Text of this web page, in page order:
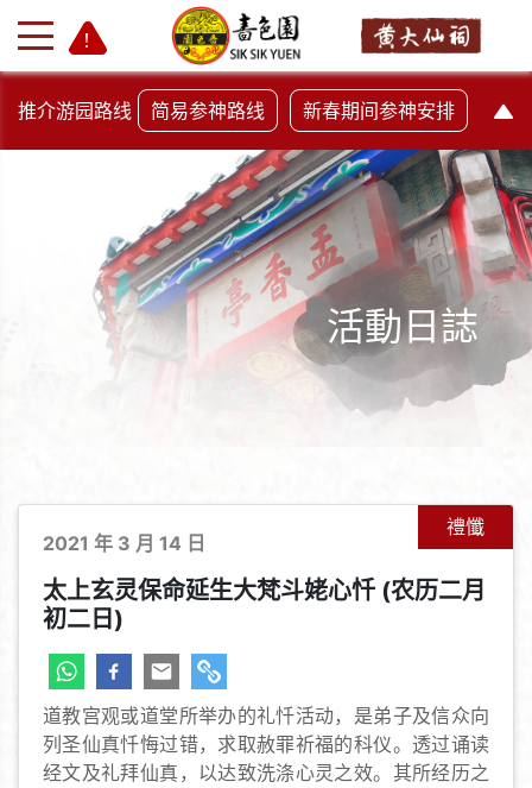
+
推介游园路线 简易参神路线 新春期间参神安排
活動日誌
禮懺
2021 年 3 月 14 日
太上玄灵保命延生大梵斗姥心忏 (农历二月
初二日)
道教宫观或道堂所举办的礼忏活动，是弟子及信众向
列圣仙真忏悔过错，求取赦罪祈福的科仪。透过诵读
经文及礼拜仙真，以达致洗涤心灵之效。其所经历之